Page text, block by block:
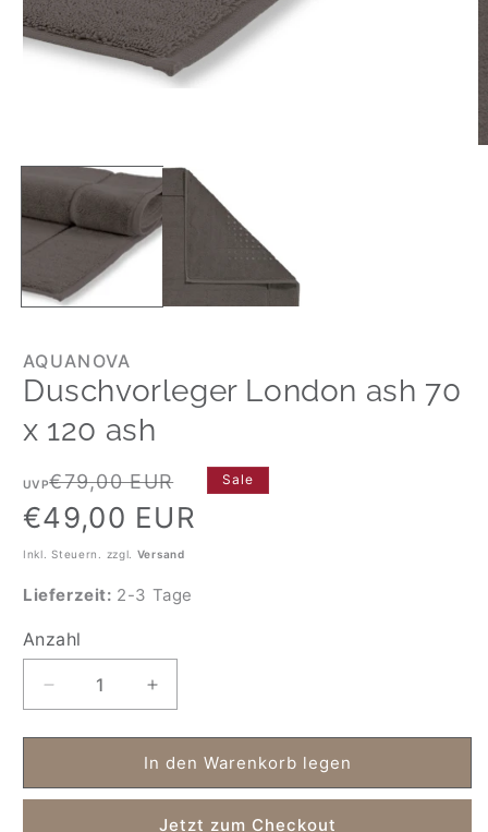
AQUANOVA
Duschvorleger London ash 70
x 120 ash
Normaler
Preis
UVP€79,00 EUR
Verkaufspreis
€49,00 EUR
Sale
Inkl. Steuern. zzgl. Versand
Lieferzeit: 2-3 Tage
Anzahl
Anzahl
Verringere
die
Menge
Duschvorleger
Erhöhe
die
Menge
für
Duschvorleger
In den Warenkorb legen
Jetzt zum Checkout